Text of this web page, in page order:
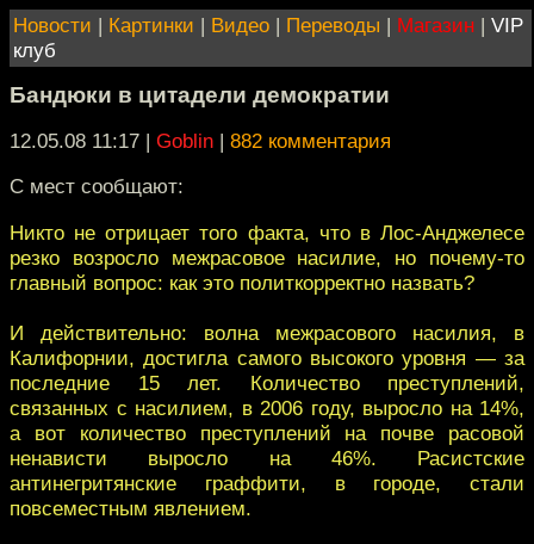
Новости | Картинки | Видео | Переводы | Магазин | VIP
клуб
Бандюки в цитадели демократии
12.05.08 11:17 | Goblin | 882 комментария
С мест сообщают:
Никто не отрицает того факта, что в Лос-Анджелесе
резко возросло межрасовое насилие, но почему-то
главный вопрос: как это политкорректно назвать?
И действительно: волна межрасового насилия, в
Калифорнии, достигла самого высокого уровня — за
последние 15 лет. Количество преступлений,
связанных с насилием, в 2006 году, выросло на 14%,
а вот количество преступлений на почве расовой
ненависти выросло на 46%. Расистские
антинегритянские граффити, в городе, стали
повсеместным явлением.